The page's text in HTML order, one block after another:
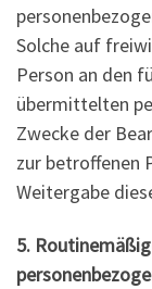
Solche auf
Person an den
übermittelten
Zwecke der
zur betroffenen
Weitergabe
5.